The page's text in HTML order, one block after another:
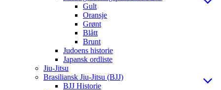
Gult
Oransje
Grønt
Blått
Brunt
Judoens historie
Japansk ordliste
Jiu-Jitsu
Brasiliansk Jiu-Jitsu (BJJ)
BJJ Historie